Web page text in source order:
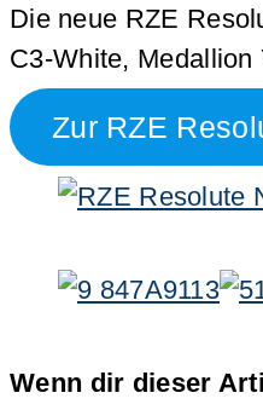
Die neue RZE
C3-White,
Zur RZE
Wenn dir dieser